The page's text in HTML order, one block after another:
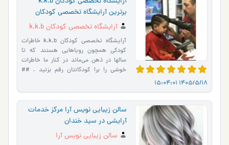
1405/5/18 15:04:01
برترین آرایشگاه تخصصی کودکان
غرب تهران
آرایشگاه تخصصی کودکان k.k.b
آرایشگاه تخصصی کودکان k.k.b خاطرات
کودکی همچون رویاهایی هستند که تا
سالها در ذهن می‌ماند در کنار ما خاطرات
خوشی را برا کودکانتان رقم بزنید . ##
سالن زیبایی نویس آرا مرکز خدمات
آرایشی در سید خندان
سالن زیبایی نویس آرا